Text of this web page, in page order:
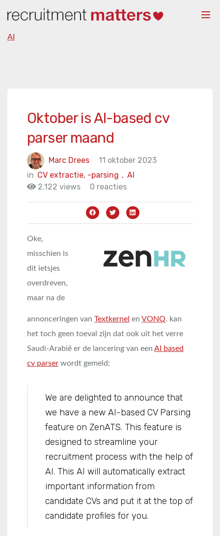
AI
Oktober is AI-based cv
parser maand
Marc Drees
11 oktober 2023
in
AI
CV extractie, -parsing ,
2.122 views
0 reacties
Oke,
misschien is
dit ietsjes
overdreven,
maar na de
annonceringen van Textkernel en VONQ. kan
het toch geen toeval zijn dat ook uit het verre
Saudi-Arabië er de lancering van een AI based
cv parser wordt gemeld:
We are delighted to announce that
we have a new AI-based CV Parsing
feature on ZenATS. This feature is
designed to streamline your
recruitment process with the help of
AI. This AI will automatically extract
important information from
candidate CVs and put it at the top of
candidate profiles for you.